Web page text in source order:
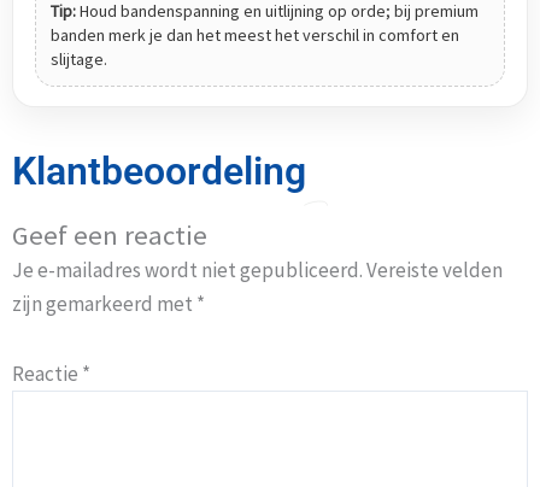
Tip:Houd bandenspanning en uitlijning op orde; bij premium
banden merk je dan het meest het verschil in comfort en
slijtage.
Klantbeoordeling
Geef een reactie
Je e-mailadres wordt niet gepubliceerd.Vereiste velden
zijn gemarkeerd met *
Reactie *